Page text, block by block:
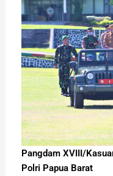
Pangdam XVIII/
Polri Papua Barat